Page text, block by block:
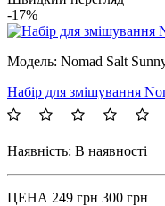
-17%
Модель: Nomad Salt
Набір для змішування
Наявність: В наявності
ЦЕНА 249 грн 300 грн